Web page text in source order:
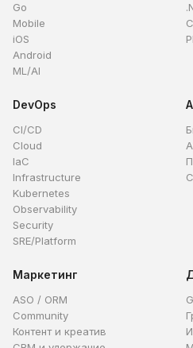
Go
Mobile
iOS
Android
ML/AI
DevOps
CI/CD
Cloud
IaC
Infrastructure
Kubernetes
Observability
Security
SRE/Platform
Маркетинг
ASO / ORM
Community
Контент и креатив